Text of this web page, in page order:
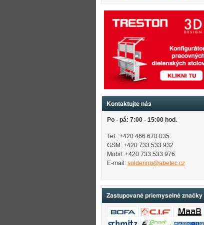
Kontaktujte nás
Po - pá: 7:00 - 15:00 hod.
Tel.: +420 466 670 035
GSM: +420 733 533 932
Mobil: +420 733 533 976
E-mail: soldering@abetec.cz
Zastupované priemyselné značky